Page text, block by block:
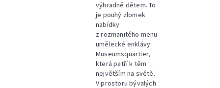
výhradně dětem. To
je pouhý zlomek
nabídky
z rozmanitého menu
umělecké enklávy
Museumsquartier,
která patří k těm
největším na světě.
V prostoru bývalých